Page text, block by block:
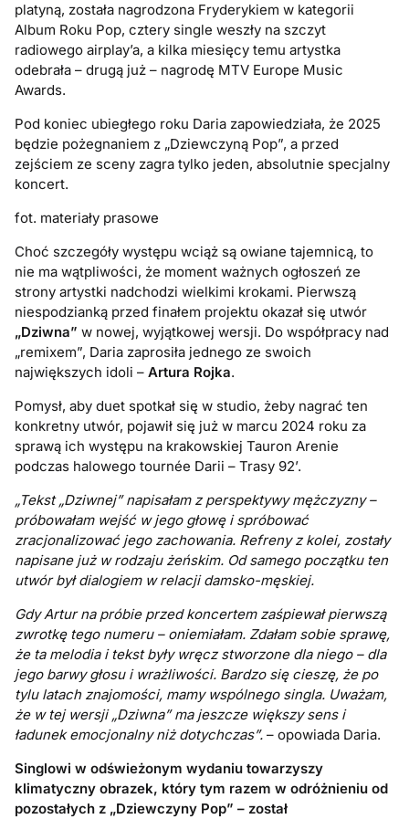
platyną, została nagrodzona Fryderykiem w kategorii
Album Roku Pop, cztery single weszły na szczyt
radiowego airplay’a, a kilka miesięcy temu artystka
odebrała – drugą już – nagrodę MTV Europe Music
Awards.
Pod koniec ubiegłego roku Daria zapowiedziała, że 2025
będzie pożegnaniem z „Dziewczyną Pop”, a przed
zejściem ze sceny zagra tylko jeden, absolutnie specjalny
koncert.
fot. materiały prasowe
Choć szczegóły występu wciąż są owiane tajemnicą, to
nie ma wątpliwości, że moment ważnych ogłoszeń ze
strony artystki nadchodzi wielkimi krokami. Pierwszą
niespodzianką przed finałem projektu okazał się utwór
„Dziwna” w nowej, wyjątkowej wersji. Do współpracy nad
„remixem”, Daria zaprosiła jednego ze swoich
największych idoli –Artura Rojka.
Pomysł, aby duet spotkał się w studio, żeby nagrać ten
konkretny utwór, pojawił się już w marcu 2024 roku za
sprawą ich występu na krakowskiej Tauron Arenie
podczas halowego tournée Darii – Trasy 92’.
„Tekst „Dziwnej” napisałam z perspektywy mężczyzny –
próbowałam wejść w jego głowę i spróbować
zracjonalizować jego zachowania. Refreny z kolei, zostały
napisane już w rodzaju żeńskim. Od samego początku ten
utwór był dialogiem w relacji damsko-męskiej.
Gdy Artur na próbie przed koncertem zaśpiewał pierwszą
zwrotkę tego numeru – oniemiałam. Zdałam sobie sprawę,
że ta melodia i tekst były wręcz stworzone dla niego – dla
jego barwy głosu i wrażliwości. Bardzo się cieszę, że po
tylu latach znajomości, mamy wspólnego singla. Uważam,
że w tej wersji „Dziwna” ma jeszcze większy sens i
ładunek emocjonalny niż dotychczas”. – opowiada Daria.
Singlowi w odświeżonym wydaniu towarzyszy
klimatyczny obrazek, który tym razem w odróżnieniu od
pozostałych z „Dziewczyny Pop” – został